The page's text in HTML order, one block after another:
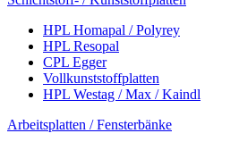
HPL Homapal / Polyrey
HPL Resopal
CPL Egger
Vollkunststoffplatten
HPL Westag / Max / Kaindl
Arbeitsplatten / Fensterbänke